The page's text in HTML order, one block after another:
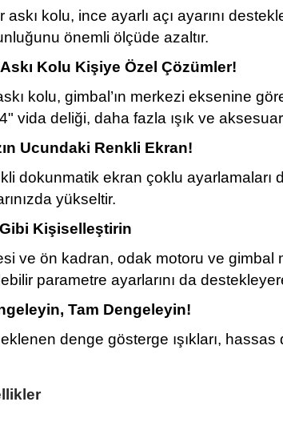
askı kolu, ince ayarlı açı ayarını
önemli ölçüde azaltır.
Kolu Kişiye Özel Çözümler!
kolu, gimbal’ın merkezi eksenine
vida deliği, daha fazla ışık ve
Ucundaki Renkli Ekran!
dokunmatik ekran çoklu ayarlamaları
yükseltir.
Kişiselleştirin
ve ön kadran, odak motoru ve gimbal
parametre ayarlarını da
Tam Dengeleyin!
denge gösterge ışıkları,